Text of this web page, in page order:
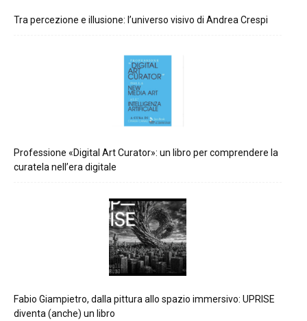
Tra percezione e illusione: l’universo visivo di Andrea Crespi
Professione «Digital Art Curator»: un libro per comprendere la
curatela nell’era digitale
Fabio Giampietro, dalla pittura allo spazio immersivo: UPRISE
diventa (anche) un libro